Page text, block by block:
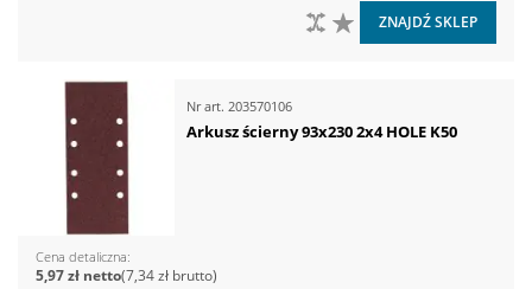
DO LISTY ŻYCZEŃ
DO PORÓWNANIA
ZNAJDŹ SKLEP
Nr art. 203570106
Arkusz ścierny 93x230 2x4 HOLE K50
Cena detaliczna
7,34 zł
5,97 zł